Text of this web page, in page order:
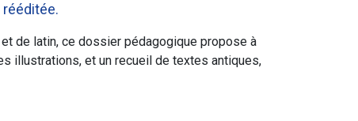
de latin, ce dossier pédagogique propose à
illustrations, et un recueil de textes antiques,